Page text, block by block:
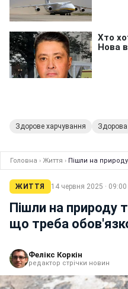
Здорове харчування Здорова
Головна › Життя › Пішли на
ЖИТТЯ 14 червня 2025 · 09:00
Пішли на природу
що треба
Фелікс Коркін
редактор стрічки новин